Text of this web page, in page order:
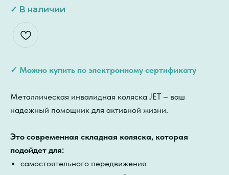
✓ Можно купить по электронному сертификату
Металлическая инвалидная коляска JET – ваш
надежный помощник для активной жизни.
Это современная складная коляска, которая
подойдет для:
самостоятельного передвижения